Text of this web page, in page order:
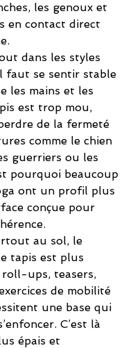
les genoux et
en contact direct
dans les styles
faut se sentir stable
les mains et les
est trop mou,
de la fermeté
comme le chien
guerriers ou les
pourquoi beaucoup
ont un profil plus
conçue pour
au sol, le
tapis est plus
ups, teasers,
de mobilité
une base qui
C’est là
épais et